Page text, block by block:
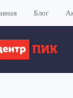
Блог